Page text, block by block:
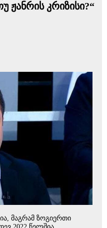
ჟანრის კრიზისი?“
მაგრამ ზოგიერთი